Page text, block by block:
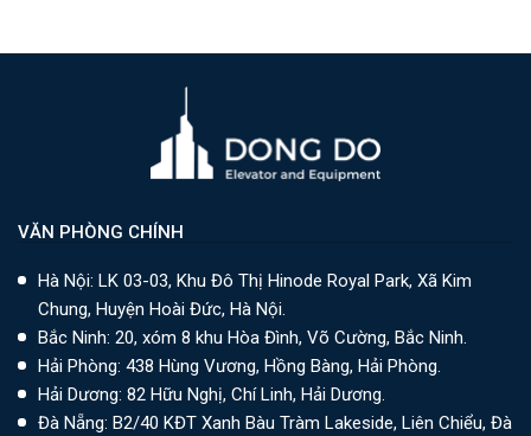
VĂN PHÒNG CHÍNH
Hà Nội: LK 03-03, Khu Đô Thị Hinode Royal Park, Xã Kim
Chung, Huyện Hoài Đức, Hà Nội.
Bắc Ninh: 20, xóm 8 khu Hòa Đình, Võ Cường, Bắc Ninh.
Hải Phòng: 438 Hùng Vương, Hồng Bàng, Hải Phòng.
Hải Dương: 82 Hữu Nghị, Chí Linh, Hải Dương.
Đà Nẵng: B2/40 KĐT Xanh Bàu Tràm Lakeside, Liên Chiểu, Đà